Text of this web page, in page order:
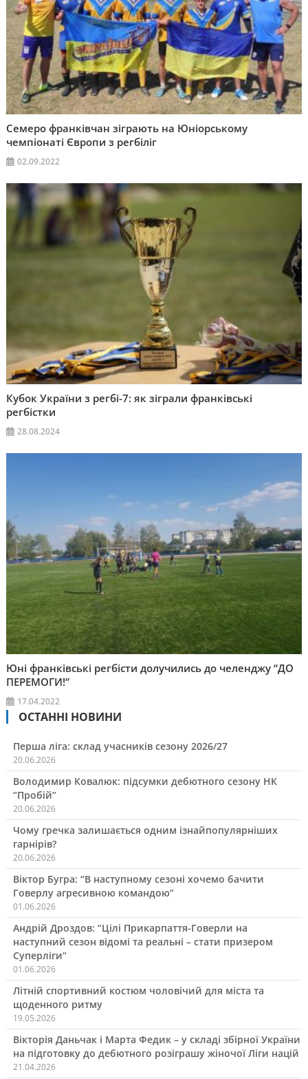
Семеро франківчан зіграють на Юніорському
чемпіонаті Європи з регбіліг
02.09.2022
Кубок України з регбі-7: як зіграли франківські
регбістки
28.08.2024
Юні франківські регбісти долучились до челенджу “ДО
ПЕРЕМОГИ!”
17.04.2022
ОСТАННІ НОВИНИ
Перша ліга: склад учасників сезону 2026/27
20.06.2026
Володимир Ковалюк: підсумки дебютного сезону НК
“Пробій”
20.06.2026
Чому гречка залишається одним ізнайпопулярніших
гарнірів?
20.06.2026
Віктор Бугра: “В наступному сезоні хочемо бачити
Говерлу агресивною командою”
01.06.2026
Андрій Дроздов: “Цілі Прикарпаття-Говерли на
наступний сезон відомі та реальні – стати призером
Суперліги”
01.06.2026
Літній спортивний костюм чоловічий для міста та
щоденного ритму
19.05.2026
Вікторія Даньчак і Марта Федик – у складі збірної України
на підготовку до дебютного розіграшу жіночої Ліги націй
21.04.2026